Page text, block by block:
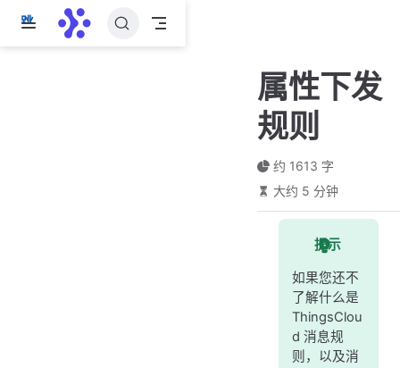
跳
属性下发
规则
约 1613 字
大约 5 分钟
提示
如果您还不
了解什么是
ThingsClou
d 消息规
则，以及消